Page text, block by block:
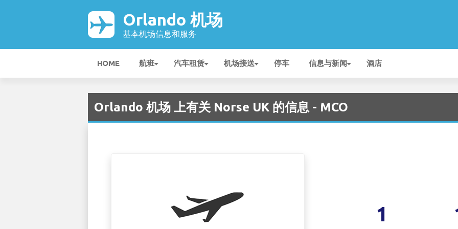
Orlando 机场
基本机场信息和服务
HOME 航班 汽车租赁 机场接送 停车 信息与新闻 酒店
Orlando 机场 上有关 Norse UK 的信息 - MCO
1